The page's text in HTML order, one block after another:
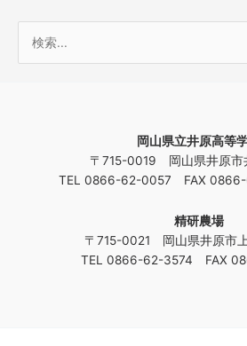
岡山県立井原高等
〒715-0019 岡山県井原市
TEL 0866-62-0057 FAX
精研農場
〒715-0021 岡山県井原市
TEL 0866-62-3574 FAX